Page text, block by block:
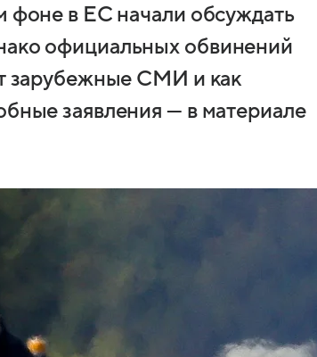
фоне в ЕС начали обсуждать
официальных обвинений
зарубежные СМИ и как
заявления — в материале